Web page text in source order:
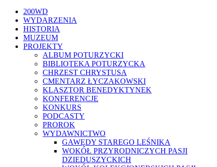
Close
Menu
200WD
WYDARZENIA
HISTORIA
MUZEUM
PROJEKTY
ALBUM POTURZYCKI
BIBLIOTEKA POTURZYCKA
CHRZEST CHRYSTUSA
CMENTARZ ŁYCZAKOWSKI
KLASZTOR BENEDYKTYNEK
KONFERENCJE
KONKURS
PODCASTY
PROROK
WYDAWNICTWO
GAWĘDY STAREGO LEŚNIKA
WOKÓŁ PRZYRODNICZYCH PASJI
DZIEDUSZYCKICH